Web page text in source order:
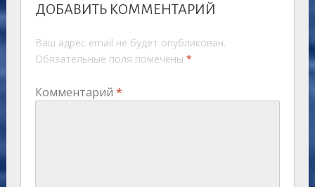
ДОБАВИТЬ КОММЕНТАРИЙ
Ваш адрес email не будет опубликован.
Обязательные поля помечены *
Комментарий *